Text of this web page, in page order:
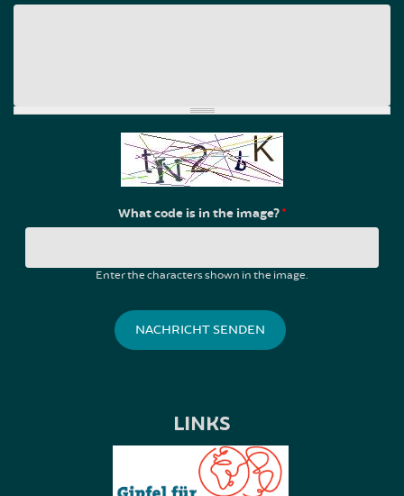
What code is in the image?*
Enter the characters shown in the image.
LINKS